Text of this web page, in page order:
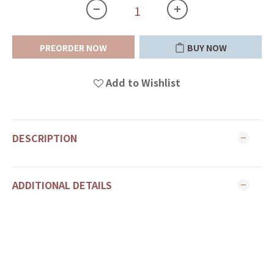
PREORDER NOW BUY NOW
Add to Wishlist
DESCRIPTION
ADDITIONAL DETAILS